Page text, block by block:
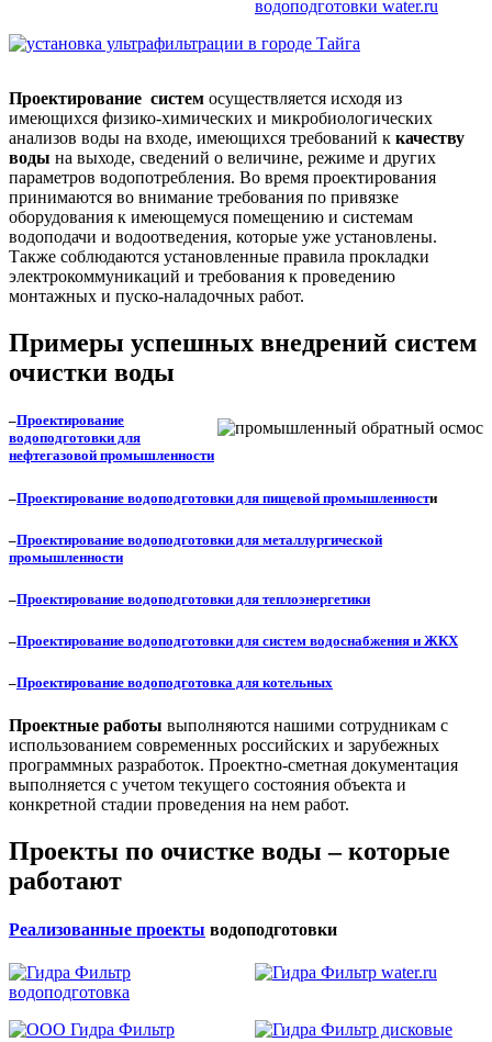
Проектирование систем осуществляется исходя из
имеющихся физико-химических и микробиологических
анализов воды на входе, имеющихся требований к качеству
воды на выходе, сведений о величине, режиме и других
параметров водопотребления. Во время проектирования
принимаются во внимание требования по привязке
оборудования к имеющемуся помещению и системам
водоподачи и водоотведения, которые уже установлены.
Также соблюдаются установленные правила прокладки
электрокоммуникаций и требования к проведению
монтажных и пуско-наладочных работ.
Примеры успешных внедрений систем
очистки воды
–Проектирование
водоподготовки для
нефтегазовой промышленности
–Проектирование водоподготовки для пищевой промышленности
–Проектирование водоподготовки для металлургической
промышленности
–Проектирование водоподготовки для теплоэнергетики
–Проектирование водоподготовки для систем водоснабжения и ЖКХ
–Проектирование водоподготовка для котельных
Проектные работы выполняются нашими сотрудникам с
использованием современных российских и зарубежных
программных разработок. Проектно-сметная документация
выполняется с учетом текущего состояния объекта и
конкретной стадии проведения на нем работ.
Проекты по очистке воды – которые
работают
Реализованные проекты водоподготовки